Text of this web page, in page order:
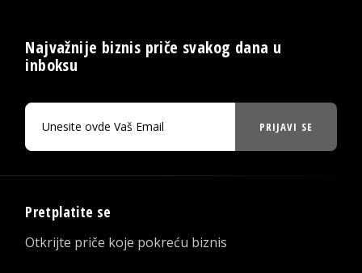
Najvažnije biznis priče svakog dana u
inboksu
PRIJAVI SE
Pretplatite se
Otkrijte priče koje pokreću biznis